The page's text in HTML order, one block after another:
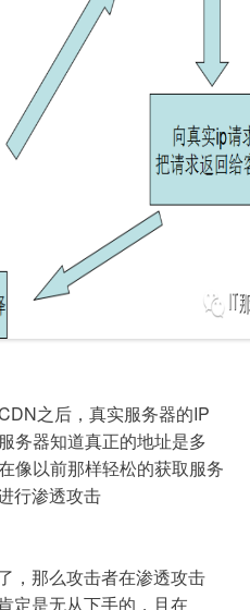
务器知道真正的地址是多
像以前那样轻松的获取服务
行渗透攻击
定是无从下手的，且在